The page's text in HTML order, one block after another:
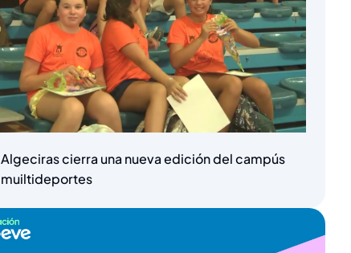
Algeciras cierra una nueva edición del campús
muiltideportes